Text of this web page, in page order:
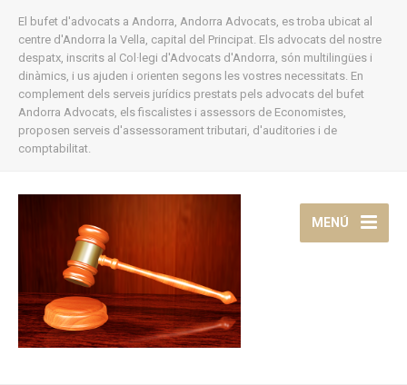
El bufet d'advocats a Andorra, Andorra Advocats, es troba ubicat al
centre d'Andorra la Vella, capital del Principat. Els advocats del nostre
despatx, inscrits al Col·legi d'Advocats d'Andorra, són multilingües i
dinàmics, i us ajuden i orienten segons les vostres necessitats. En
complement dels serveis jurídics prestats pels advocats del bufet
Andorra Advocats, els fiscalistes i assessors de Economistes,
proposen serveis d'assessorament tributari, d'auditories i de
comptabilitat.
MENÚ